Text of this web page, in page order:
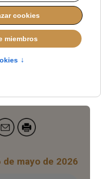
mayo de 2026